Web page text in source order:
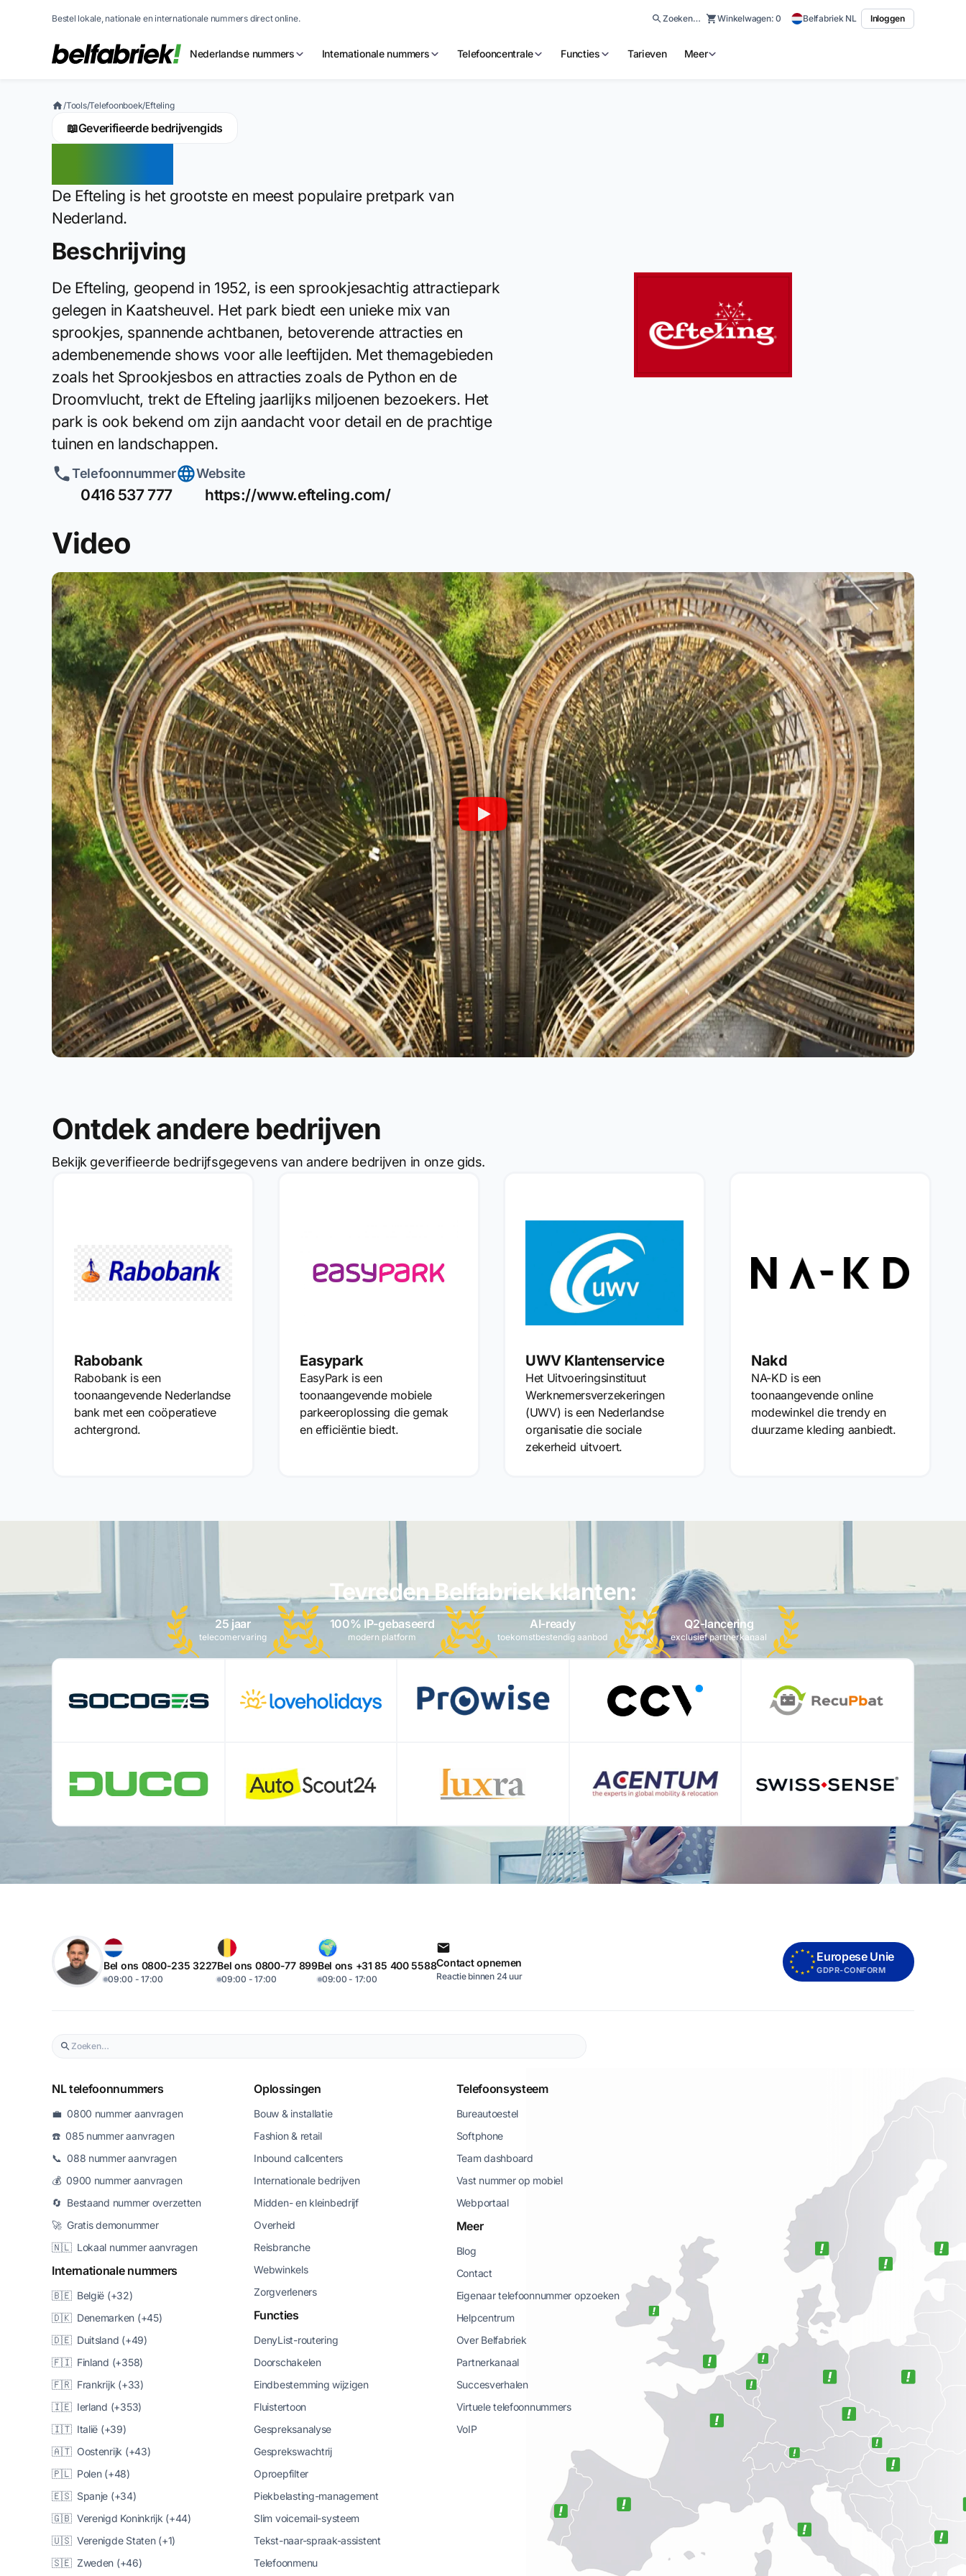
Bestel lokale, nationale en internationale nummers direct online. Zoeken… Winkelwagen:0 Belfabriek NL Inloggen
Nederlandse nummers Internationale nummers Telefooncentrale Functies Tarieven Meer
/Tools/Telefoonboek/Efteling
📖Geverifieerde bedrijvengids
De Efteling is het grootste en meest populaire pretpark van
Nederland.
Beschrijving
De Efteling, geopend in 1952, is een sprookjesachtig attractiepark
gelegen in Kaatsheuvel. Het park biedt een unieke mix van
sprookjes, spannende achtbanen, betoverende attracties en
adembenemende shows voor alle leeftijden. Met themagebieden
zoals het Sprookjesbos en attracties zoals de Python en de
Droomvlucht, trekt de Efteling jaarlijks miljoenen bezoekers. Het
park is ook bekend om zijn aandacht voor detail en de prachtige
tuinen en landschappen.
Telefoonnummer
0416 537 777
Website
https://www.efteling.com/
Video
Ontdek andere bedrijven
Bekijk geverifieerde bedrijfsgegevens van andere bedrijven in onze gids.
Rabobank
Rabobank is een
toonaangevende Nederlandse
bank met een coöperatieve
achtergrond.
Easypark
EasyPark is een
toonaangevende mobiele
parkeeroplossing die gemak
en efficiëntie biedt.
UWV Klantenservice
Het Uitvoeringsinstituut
Werknemersverzekeringen
(UWV) is een Nederlandse
organisatie die sociale
zekerheid uitvoert.
Nakd
NA-KD is een
toonaangevende online
modewinkel die trendy en
duurzame kleding aanbiedt.
Tevreden Belfabriek klanten:
25 jaar
telecomervaring
100% IP-gebaseerd
modern platform
AI-ready
toekomstbestendig aanbod
Q2-lancering
exclusief partnerkanaal
Bel ons 0800-235 3227
09:00 - 17:00
Bel ons 0800-77 899
09:00 - 17:00
Bel ons +31 85 400 5588
09:00 - 17:00
Contact opnemen
Reactie binnen 24 uur
Europese Unie
GDPR-CONFORM
NL telefoonnummers
💼 0800 nummer aanvragen
☎️ 085 nummer aanvragen
📞 088 nummer aanvragen
💰 0900 nummer aanvragen
🔄 Bestaand nummer overzetten
🚀 Gratis demonummer
🇳🇱 Lokaal nummer aanvragen
Internationale nummers
🇧🇪 België (+32)
🇩🇰 Denemarken (+45)
🇩🇪 Duitsland (+49)
🇫🇮 Finland (+358)
🇫🇷 Frankrijk (+33)
🇮🇪 Ierland (+353)
🇮🇹 Italië (+39)
🇦🇹 Oostenrijk (+43)
🇵🇱 Polen (+48)
🇪🇸 Spanje (+34)
🇬🇧 Verenigd Koninkrijk (+44)
🇺🇸 Verenigde Staten (+1)
🇸🇪 Zweden (+46)
Oplossingen
Bouw & installatie
Fashion & retail
Inbound callcenters
Internationale bedrijven
Midden- en kleinbedrijf
Overheid
Reisbranche
Webwinkels
Zorgverleners
Functies
DenyList-routering
Doorschakelen
Eindbestemming wijzigen
Fluistertoon
Gespreksanalyse
Gesprekswachtrij
Oproepfilter
Piekbelasting-management
Slim voicemail-systeem
Tekst-naar-spraak-assistent
Telefoonmenu
Telefoonsysteem
Bureautoestel
Softphone
Team dashboard
Vast nummer op mobiel
Webportaal
Meer
Blog
Contact
Eigenaar telefoonnummer opzoeken
Helpcentrum
Over Belfabriek
Partnerkanaal
Succesverhalen
Virtuele telefoonnummers
VoIP